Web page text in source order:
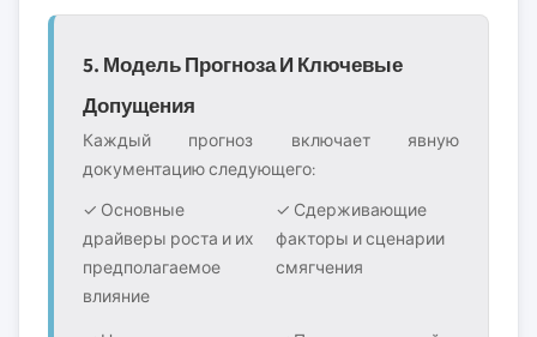
5. Модель Прогноза И Ключевые
Допущения
Каждый прогноз включает явную
документацию следующего:
✓ Основные
драйверы роста и их
предполагаемое
влияние
✓ Сдерживающие
факторы и сценарии
смягчения